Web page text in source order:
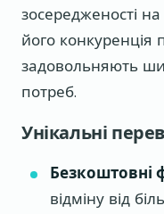
зосередженості
його конкуренція
задовольняють
потреб.
Унікальні
Безкоштовні
відміну від